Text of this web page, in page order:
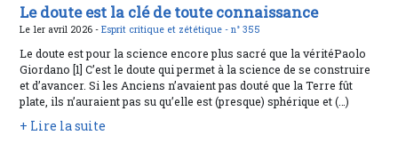
Le doute est la clé de toute connaissance
Le 1er avril 2026 -Esprit critique et zététique -n° 355
Le doute est pour la science encore plus sacré que la véritéPaolo
Giordano [1] C’est le doute qui permet à la science de se construire
et d’avancer. Si les Anciens n’avaient pas douté que la Terre fût
plate, ils n’auraient pas su qu’elle est (presque) sphérique et (…)
+ Lire la suite